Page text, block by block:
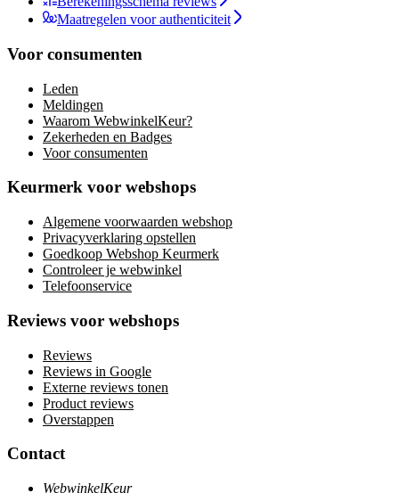
Maatregelen voor authenticiteit
Voor consumenten
Leden
Meldingen
Waarom WebwinkelKeur?
Zekerheden en Badges
Voor consumenten
Keurmerk voor webshops
Algemene voorwaarden webshop
Privacyverklaring opstellen
Goedkoop Webshop Keurmerk
Controleer je webwinkel
Telefoonservice
Reviews voor webshops
Reviews
Reviews in Google
Externe reviews tonen
Product reviews
Overstappen
Contact
WebwinkelKeur